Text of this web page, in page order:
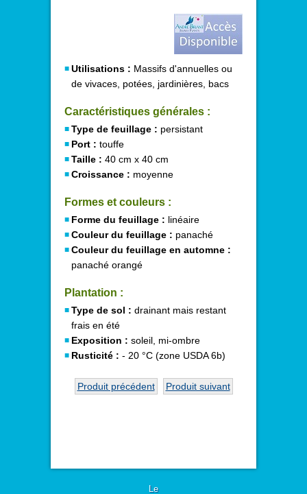
Utilisations : Massifs d'annuelles ou
de vivaces, potées, jardinières, bacs
Caractéristiques générales :
Type de feuillage : persistant
Port : touffe
Taille : 40 cm x 40 cm
Croissance : moyenne
Formes et couleurs :
Forme du feuillage : linéaire
Couleur du feuillage : panaché
Couleur du feuillage en automne :
panaché orangé
Plantation :
Type de sol : drainant mais restant
frais en été
Exposition : soleil, mi-ombre
Rusticité : - 20 °C (zone USDA 6b)
Produit précédent Produit suivant
Le